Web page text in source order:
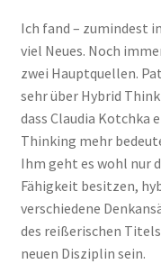
Ich fand – zumindest
viel Neues. Noch
zwei Hauptquellen.
sehr über Hybrid
dass Claudia Kotchka
Thinking mehr
Ihm geht es wohl nur
Fähigkeit besitzen,
verschiedene
des reißerischen
neuen Disziplin sein.